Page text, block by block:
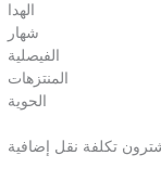
الهدا
شهار
الفيصلية
المنتزهات
الحوية